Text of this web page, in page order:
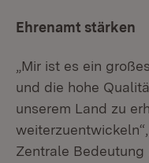
Ehrenamt stärken
„Mir ist es ein
und die hohe
unserem Land zu
Zentrale